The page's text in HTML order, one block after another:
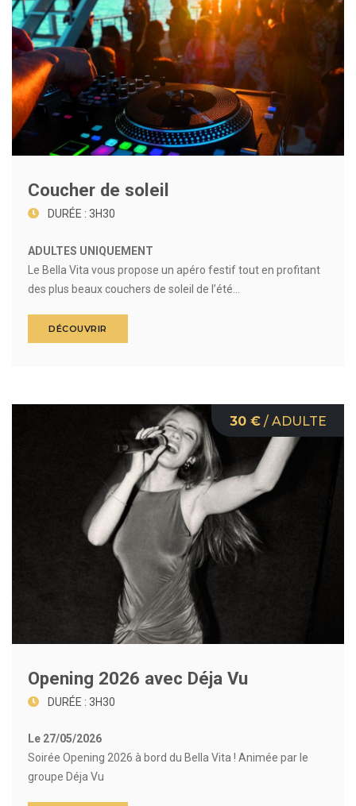
Coucher de soleil
DURÉE : 3H30
ADULTES UNIQUEMENT
Le Bella Vita vous propose un apéro festif tout en profitant
des plus beaux couchers de soleil de l’été...
DÉCOUVRIR
30 €/ ADULTE
Opening 2026 avec Déja Vu
DURÉE : 3H30
Le 27/05/2026
Soirée Opening 2026 à bord du Bella Vita ! Animée par le
groupe Déja Vu